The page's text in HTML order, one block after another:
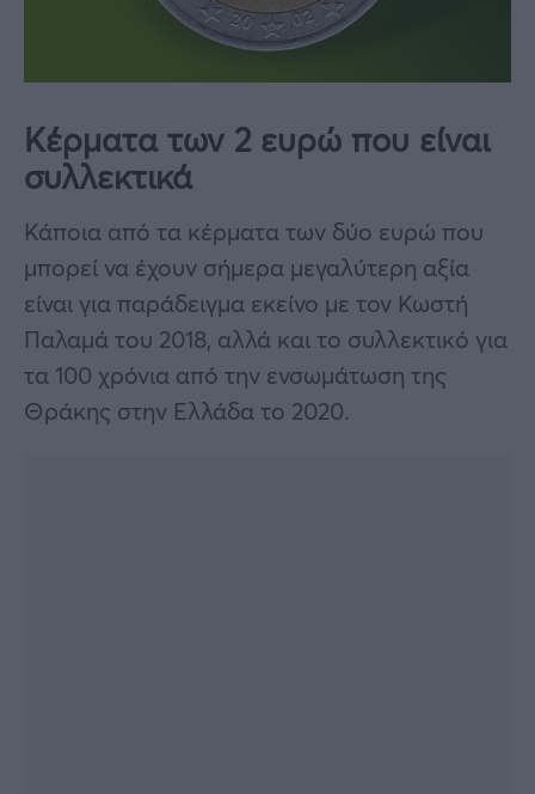
Κέρματα των 2 ευρώ που είναι
συλλεκτικά
Κάποια από τα κέρματα των δύο ευρώ που
μπορεί να έχουν σήμερα μεγαλύτερη αξία
είναι για παράδειγμα εκείνο με τον Κωστή
Παλαμά του 2018, αλλά και το συλλεκτικό για
τα 100 χρόνια από την ενσωμάτωση της
Θράκης στην Ελλάδα το 2020.